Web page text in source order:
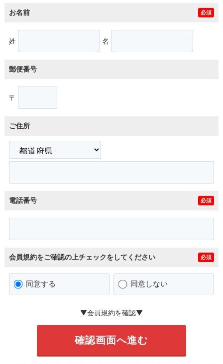
お名前 必須
姓 名
郵便番号
〒
ご住所
電話番号 必須
会員規約をご確認の上チェックをしてください 必須
同意する 同意しない
▼会員規約を確認▼